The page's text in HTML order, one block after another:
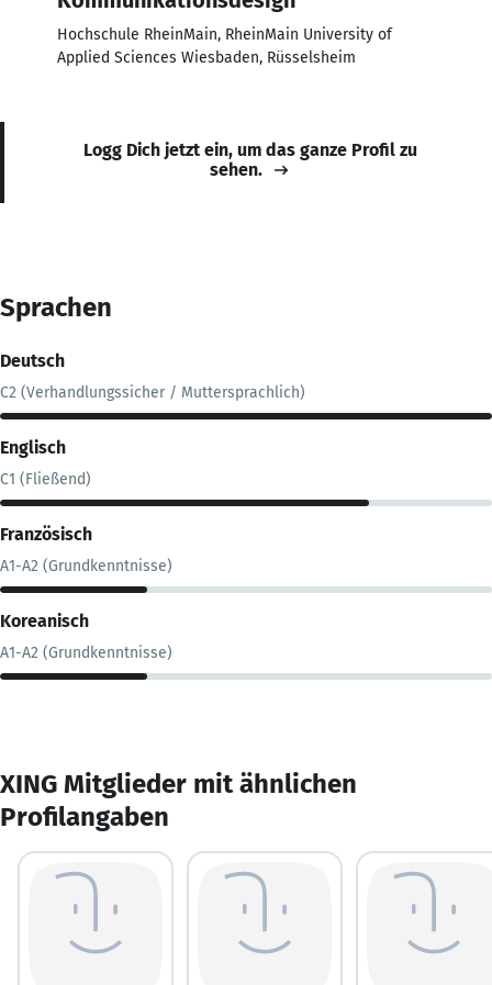
Hochschule RheinMain, RheinMain University of
Applied Sciences Wiesbaden, Rüsselsheim
Logg Dich jetzt ein, um das ganze Profil zu
sehen.
Sprachen
Deutsch
C2 (Verhandlungssicher / Muttersprachlich)
Englisch
C1 (Fließend)
Französisch
A1-A2 (Grundkenntnisse)
Koreanisch
A1-A2 (Grundkenntnisse)
XING Mitglieder mit ähnlichen
Profilangaben